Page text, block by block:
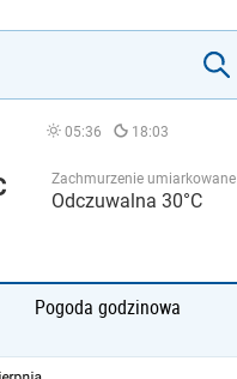
05:36 18:03
Zachmurzenie umiarkowane
Odczuwalna 30°C
Pogoda godzinowa